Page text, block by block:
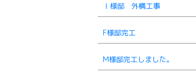
Ｉ様邸 外構工事
F様邸完工
M様邸完工しました。